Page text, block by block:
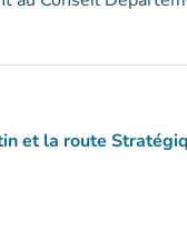
et la route